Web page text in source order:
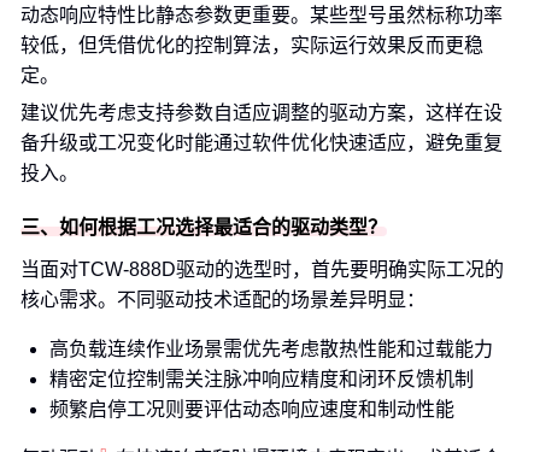
动态响应特性比静态参数更重要。某些型号虽然标称功率
较低，但凭借优化的控制算法，实际运行效果反而更稳
定。
建议优先考虑支持参数自适应调整的驱动方案，这样在设
备升级或工况变化时能通过软件优化快速适应，避免重复
投入。
三、如何根据工况选择最适合的驱动类型？
当面对TCW-888D驱动的选型时，首先要明确实际工况的
核心需求。不同驱动技术适配的场景差异明显：
高负载连续作业场景需优先考虑散热性能和过载能力
精密定位控制需关注脉冲响应精度和闭环反馈机制
频繁启停工况则要评估动态响应速度和制动性能